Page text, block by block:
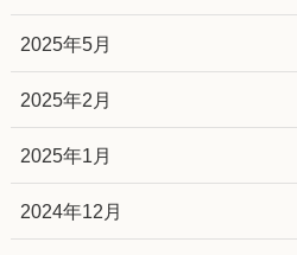
2025年5月
2025年2月
2025年1月
2024年12月